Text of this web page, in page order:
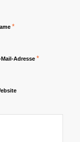
*
Mail-Adresse *